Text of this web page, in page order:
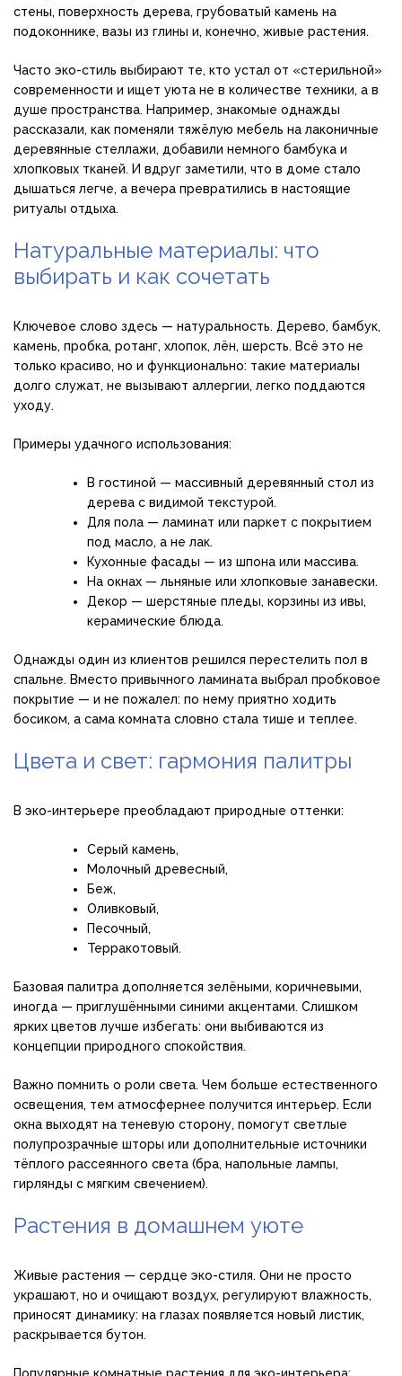
стены, поверхность дерева, грубоватый камень на
подоконнике, вазы из глины и, конечно, живые растения.
Часто эко-стиль выбирают те, кто устал от «стерильной»
современности и ищет уюта не в количестве техники, а в
душе пространства. Например, знакомые однажды
рассказали, как поменяли тяжёлую мебель на лаконичные
деревянные стеллажи, добавили немного бамбука и
хлопковых тканей. И вдруг заметили, что в доме стало
дышаться легче, а вечера превратились в настоящие
ритуалы отдыха.
Натуральные материалы: что
выбирать и как сочетать
Ключевое слово здесь — натуральность. Дерево, бамбук,
камень, пробка, ротанг, хлопок, лён, шерсть. Всё это не
только красиво, но и функционально: такие материалы
долго служат, не вызывают аллергии, легко поддаются
уходу.
Примеры удачного использования:
В гостиной — массивный деревянный стол из
дерева с видимой текстурой.
Для пола — ламинат или паркет с покрытием
под масло, а не лак.
Кухонные фасады — из шпона или массива.
На окнах — льняные или хлопковые занавески.
Декор — шерстяные пледы, корзины из ивы,
керамические блюда.
Однажды один из клиентов решился перестелить пол в
спальне. Вместо привычного ламината выбрал пробковое
покрытие — и не пожалел: по нему приятно ходить
босиком, а сама комната словно стала тише и теплее.
Цвета и свет: гармония палитры
В эко-интерьере преобладают природные оттенки:
Серый камень,
Молочный древесный,
Беж,
Оливковый,
Песочный,
Терракотовый.
Базовая палитра дополняется зелёными, коричневыми,
иногда — приглушёнными синими акцентами. Слишком
ярких цветов лучше избегать: они выбиваются из
концепции природного спокойствия.
Важно помнить о роли света. Чем больше естественного
освещения, тем атмосфернее получится интерьер. Если
окна выходят на теневую сторону, помогут светлые
полупрозрачные шторы или дополнительные источники
тёплого рассеянного света (бра, напольные лампы,
гирлянды с мягким свечением).
Растения в домашнем уюте
Живые растения — сердце эко-стиля. Они не просто
украшают, но и очищают воздух, регулируют влажность,
приносят динамику: на глазах появляется новый листик,
раскрывается бутон.
Популярные комнатные растения для эко-интерьера: